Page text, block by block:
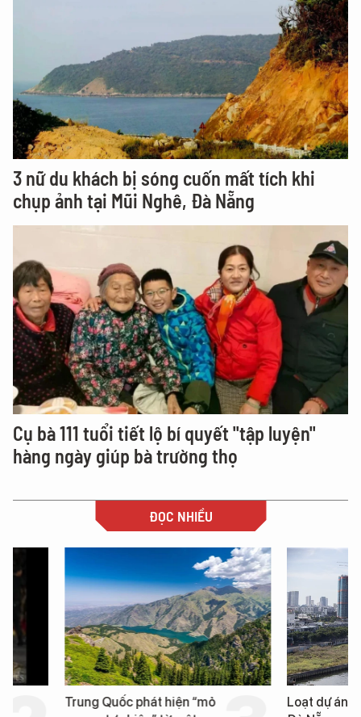
3 nữ du khách bị sóng cuốn mất tích khi
chụp ảnh tại Mũi Nghê, Đà Nẵng
Cụ bà 111 tuổi tiết lộ bí quyết "tập luyện"
hàng ngày giúp bà trường thọ
ĐỌC NHIỀU
Trung Quốc phát hiện “mỏ
Loạt dự án bất động